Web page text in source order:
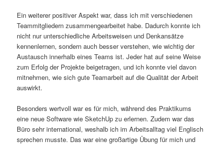
Ein weiterer positiver Aspekt war, dass ich mit verschiedenen
Teammitgliedern zusammengearbeitet habe. Dadurch konnte ich
nicht nur unterschiedliche Arbeitsweisen und Denkansätze
kennenlernen, sondern auch besser verstehen, wie wichtig der
Austausch innerhalb eines Teams ist. Jeder hat auf seine Weise
zum Erfolg der Projekte beigetragen, und ich konnte viel davon
mitnehmen, wie sich gute Teamarbeit auf die Qualität der Arbeit
auswirkt.
Besonders wertvoll war es für mich, während des Praktikums
eine neue Software wie SketchUp zu erlernen. Zudem war das
Büro sehr international, weshalb ich im Arbeitsalltag viel Englisch
sprechen musste. Das war eine großartige Übung für mich und